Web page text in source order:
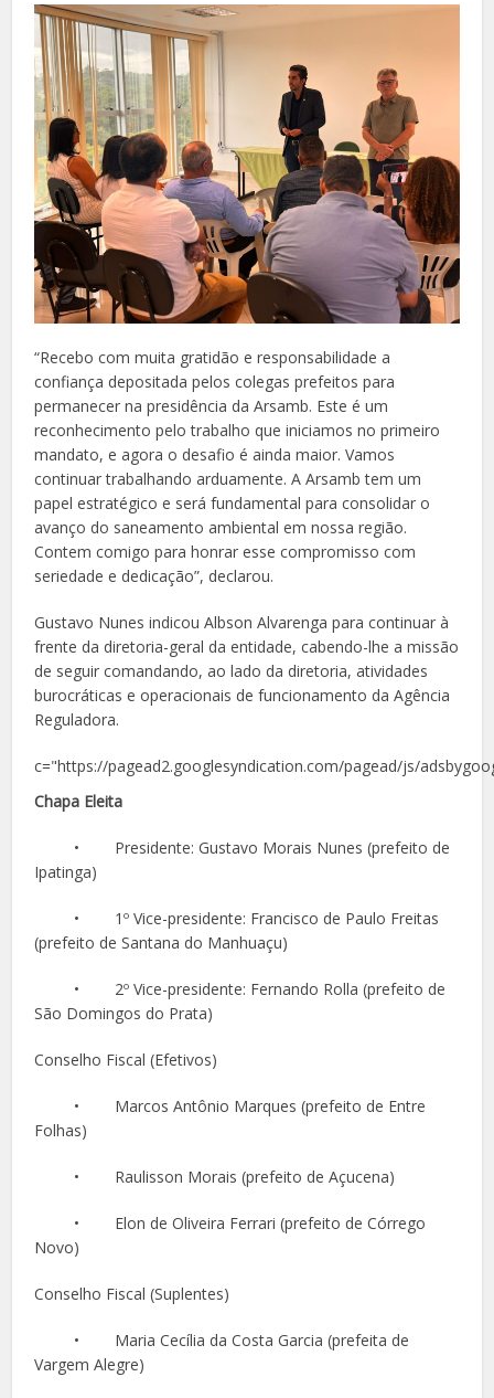
“Recebo com muita gratidão e responsabilidade a
confiança depositada pelos colegas prefeitos para
permanecer na presidência da Arsamb. Este é um
reconhecimento pelo trabalho que iniciamos no primeiro
mandato, e agora o desafio é ainda maior. Vamos
continuar trabalhando arduamente. A Arsamb tem um
papel estratégico e será fundamental para consolidar o
avanço do saneamento ambiental em nossa região.
Contem comigo para honrar esse compromisso com
seriedade e dedicação”, declarou.
Gustavo Nunes indicou Albson Alvarenga para continuar à
frente da diretoria-geral da entidade, cabendo-lhe a missão
de seguir comandando, ao lado da diretoria, atividades
burocráticas e operacionais de funcionamento da Agência
Reguladora.
c="https://pagead2.googlesyndication.com/pagead/js/
Chapa Eleita
• Presidente: Gustavo Morais Nunes (prefeito de
Ipatinga)
• 1º Vice-presidente: Francisco de Paulo Freitas
(prefeito de Santana do Manhuaçu)
• 2º Vice-presidente: Fernando Rolla (prefeito de
São Domingos do Prata)
Conselho Fiscal (Efetivos)
• Marcos Antônio Marques (prefeito de Entre
Folhas)
• Raulisson Morais (prefeito de Açucena)
• Elon de Oliveira Ferrari (prefeito de Córrego
Novo)
Conselho Fiscal (Suplentes)
• Maria Cecília da Costa Garcia (prefeita de
Vargem Alegre)